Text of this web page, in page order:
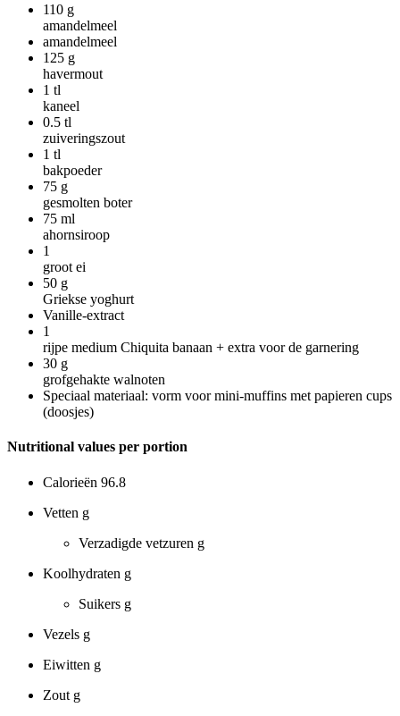
110 g
amandelmeel
amandelmeel
125 g
havermout
1 tl
kaneel
0.5 tl
zuiveringszout
1 tl
bakpoeder
75 g
gesmolten boter
75 ml
ahornsiroop
1
groot ei
50 g
Griekse yoghurt
Vanille-extract
1
rijpe medium Chiquita banaan + extra voor de garnering
30 g
grofgehakte walnoten
Speciaal materiaal: vorm voor mini-muffins met papieren cups
(doosjes)
Nutritional values per portion
Calorieën 96.8
Vetten g
Verzadigde vetzuren g
Koolhydraten g
Suikers g
Vezels g
Eiwitten g
Zout g